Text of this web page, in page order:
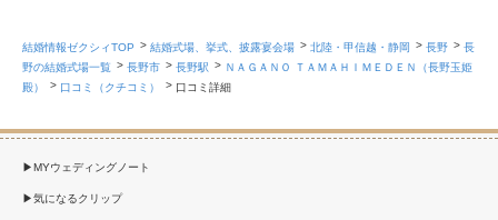
結婚情報ゼクシィTOP 結婚式場、挙式、披露宴会場 北陸・甲信越・静岡 長野
長
野の結婚式場一覧
長野市 長野駅
ＮＡＧＡＮＯ ＴＡＭＡＨＩＭＥＤＥＮ（長野玉姫
殿）
口コミ（クチコミ） 口コミ詳細
MYウェディングノート
気になるクリップ